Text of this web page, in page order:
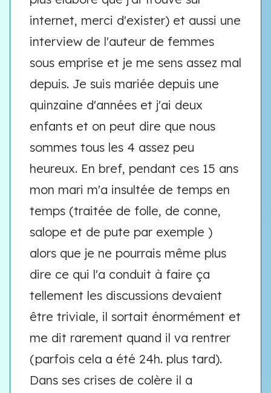
internet, merci d'exister) et aussi une
interview de l'auteur de femmes
sous emprise et je me sens assez mal
depuis. Je suis mariée depuis une
quinzaine d'années et j'ai deux
enfants et on peut dire que nous
sommes tous les 4 assez peu
heureux. En bref, pendant ces 15 ans
mon mari m'a insultée de temps en
temps (traitée de folle, de conne,
salope et de pute par exemple )
alors que je ne pourrais même plus
dire ce qui l'a conduit à faire ça
tellement les discussions devaient
être triviale, il sortait énormément et
me dit rarement quand il va rentrer
(parfois cela a été 24h. plus tard).
Dans ses crises de colère il a